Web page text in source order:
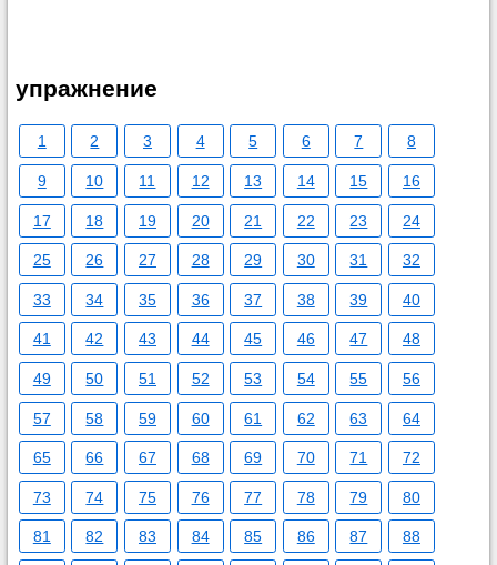
упражнение
1 2 3 4 5 6 7 8
9 10 11 12 13 14 15 16
17 18 19 20 21 22 23 24
25 26 27 28 29 30 31 32
33 34 35 36 37 38 39 40
41 42 43 44 45 46 47 48
49 50 51 52 53 54 55 56
57 58 59 60 61 62 63 64
65 66 67 68 69 70 71 72
73 74 75 76 77 78 79 80
81 82 83 84 85 86 87 88